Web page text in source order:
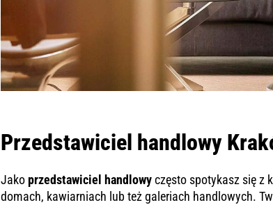
Przedstawiciel handlowy
Jako przedstawiciel handlowyczęsto spotykasz się z
domach, kawiarniach lub też galeriach handlowych.